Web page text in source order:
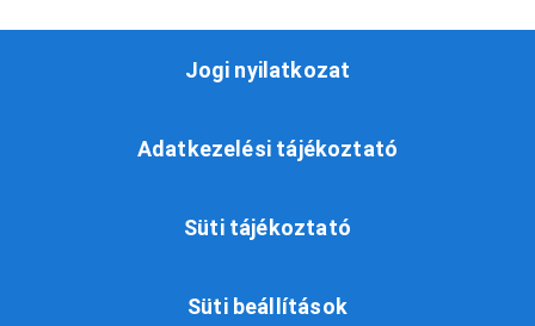
Jogi nyilatkozat
Adatkezelési tájékoztató
Süti tájékoztató
Süti beállítások